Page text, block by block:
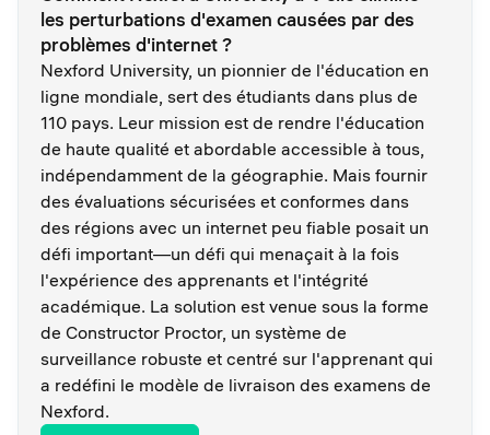
les perturbations d'examen causées par des
problèmes d'internet ?
Nexford University, un pionnier de l'éducation en
ligne mondiale, sert des étudiants dans plus de
110 pays. Leur mission est de rendre l'éducation
de haute qualité et abordable accessible à tous,
indépendamment de la géographie. Mais fournir
des évaluations sécurisées et conformes dans
des régions avec un internet peu fiable posait un
défi important—un défi qui menaçait à la fois
l'expérience des apprenants et l'intégrité
académique. La solution est venue sous la forme
de Constructor Proctor, un système de
surveillance robuste et centré sur l'apprenant qui
a redéfini le modèle de livraison des examens de
Nexford.